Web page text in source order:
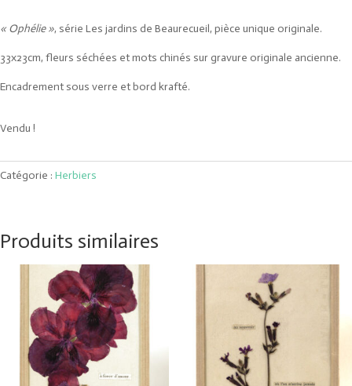
« Ophélie », série Les jardins de Beaurecueil, pièce unique originale.
33x23cm, fleurs séchées et mots chinés sur gravure originale ancienne.
Encadrement sous verre et bord krafté.
Vendu !
Catégorie : Herbiers
Produits similaires